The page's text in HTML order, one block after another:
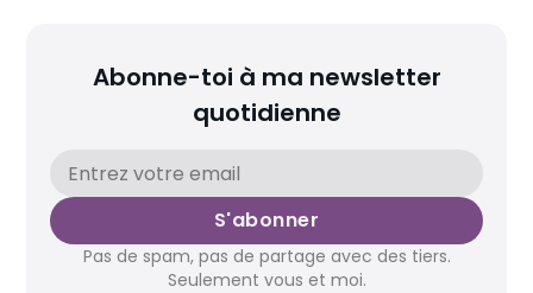
Abonne-toi à ma newsletter
quotidienne
S'abonner
Pas de spam, pas de partage avec des tiers.
Seulement vous et moi.